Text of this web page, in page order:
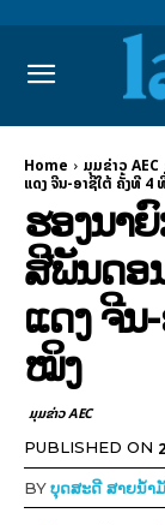
Home ມຸມຂ່າວ AEC
ແດງ ຈີນ-​ອາຊີ​ໃຕ້ ຄັ້ງທີ 4
ຮອງ​ນາ
ສີ​ພັນ​ດອ
ແດງ ຈີນ
ໝິງ
ມຸມຂ່າວ AEC
PUBLISHED ON
BYບຸດສະດີ ສາຍນ້ຳ